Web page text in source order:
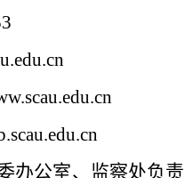
办公室、监察处负责